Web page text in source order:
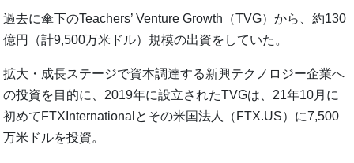
過去に傘下のTeachers’ Venture Growth（TVG）から、約130
億円（計9,500万米ドル）規模の出資をしていた。
拡大・成長ステージで資本調達する新興テクノロジー企業へ
の投資を目的に、2019年に設立されたTVGは、21年10月に
初めてFTXInternationalとその米国法人（FTX.US）に7,500
万米ドルを投資。